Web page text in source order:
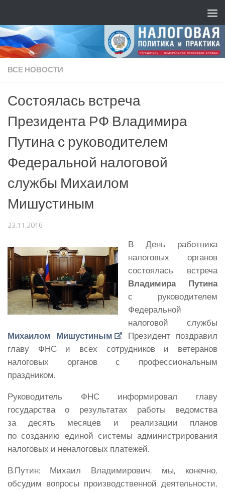
ВСЕ НОВОСТИ
Состоялась встреча
Президента РФ Владимира
Путина с руководителем
Федеральной налоговой
службы Михаилом
Мишустиным
23.11.2016
В День работника
налоговых органов
состоялась встреча
Владимира Путина
с руководителем
Федеральной
налоговой службы
Михаилом Мишустиным
. Президент поздравил
главу ФНС и всех сотрудников и ветеранов
налоговых органов с профессиональным
праздником.
Руководитель ФНС информировал главу
государства о результатах работы ведомства
за десять месяцев и реализации планов
по созданию единой системы администрирования
налоговых и неналоговых платежей.
В.Путин: Михаил Владимирович, мы, конечно,
обсудим вопросы производственной деятельности,